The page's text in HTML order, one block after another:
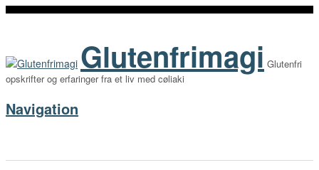
Glutenfrimagi Glutenfri
opskrifter og erfaringer fra et liv med cøliaki
Navigation